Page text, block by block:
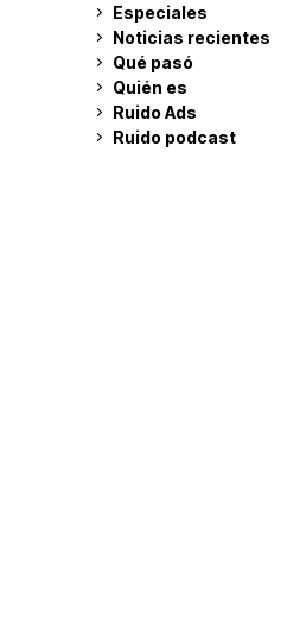
Especiales
Noticias recientes
Qué pasó
Quién es
Ruido Ads
Ruido podcast